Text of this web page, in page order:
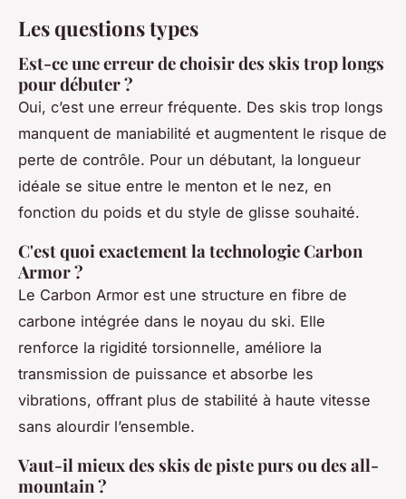
Les questions types
Est-ce une erreur de choisir des skis trop longs
pour débuter ?
Oui, c’est une erreur fréquente. Des skis trop longs
manquent de maniabilité et augmentent le risque de
perte de contrôle. Pour un débutant, la longueur
idéale se situe entre le menton et le nez, en
fonction du poids et du style de glisse souhaité.
C'est quoi exactement la technologie Carbon
Armor ?
Le Carbon Armor est une structure en fibre de
carbone intégrée dans le noyau du ski. Elle
renforce la rigidité torsionnelle, améliore la
transmission de puissance et absorbe les
vibrations, offrant plus de stabilité à haute vitesse
sans alourdir l’ensemble.
Vaut-il mieux des skis de piste purs ou des all-
mountain ?